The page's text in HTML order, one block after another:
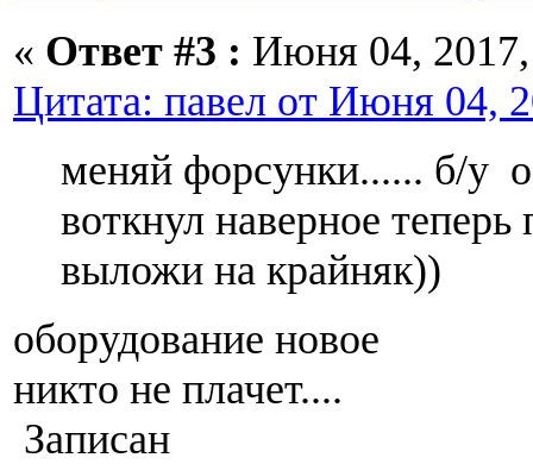
« Ответ #3 : Июня 04,
Цитата: павел от Июня 04,
меняй форсунки...... б/у
воткнул наверное
выложи на крайняк))
оборудование новое
никто не плачет....
Записан